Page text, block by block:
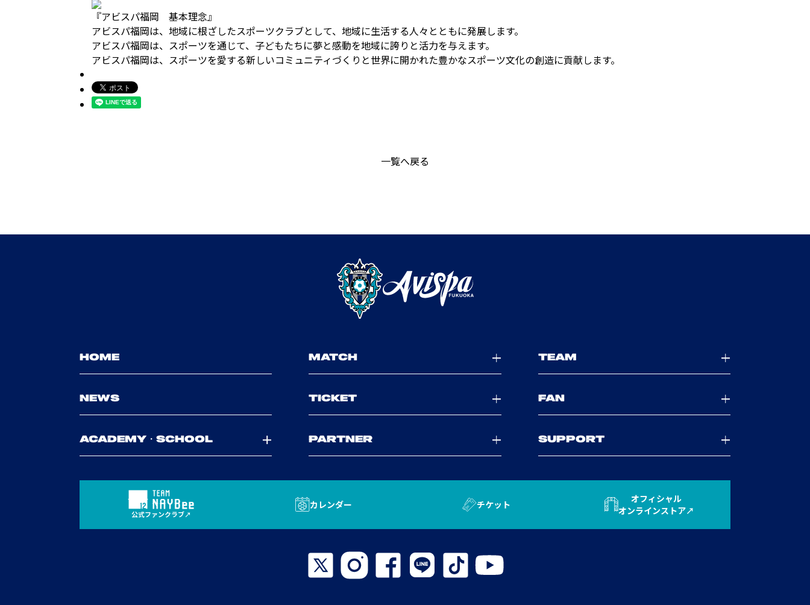
『アビスパ福岡 基本理念』
アビスパ福岡は、地域に根ざしたスポーツクラブとして、地域に生活する人々とともに発展します。
アビスパ福岡は、スポーツを通じて、子どもたちに夢と感動を地域に誇りと活力を与えます。
アビスパ福岡は、スポーツを愛する新しいコミュニティづくりと世界に開かれた豊かなスポーツ文化の創造に貢献します。
一覧へ戻る
HOME MATCH TEAM
NEWS TICKET FAN
ACADEMY・SCHOOL PARTNER SUPPORT
公式ファンクラブ
カレンダー チケット
オフィシャル
オンラインストア